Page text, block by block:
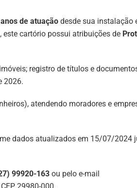
de atuação desde sua instalação
este cartório possui atribuições de
registro de títulos e
2026.
atendendo moradores e
dados atualizados em 15/07/2024
99920-163 ou pelo e-mail